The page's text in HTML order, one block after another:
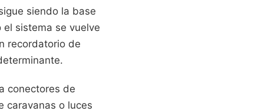
siendo la base
sistema se vuelve
recordatorio de
conectores de
caravanas o luces